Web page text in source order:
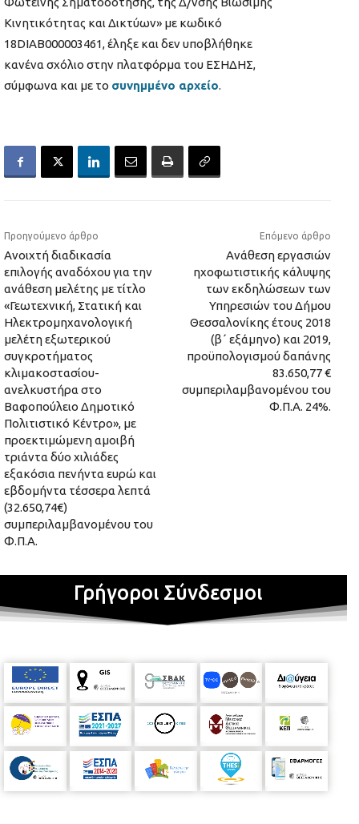
Κινητικότητας και Δικτύων» με κωδικό
18DIAB000003461, έληξε και δεν υποβλήθηκε
κανένα σχόλιο στην πλατφόρμα του ΕΣΗΔΗΣ,
σύμφωνα και με το συνημμένο αρχείο.
Προηγούμενο άρθρο
Ανοιχτή διαδικασία
επιλογής αναδόχου για την
ανάθεση μελέτης με τίτλο
«Γεωτεχνική, Στατική και
Ηλεκτρομηχανολογική
μελέτη εξωτερικού
συγκροτήματος
κλιμακοστασίου-
ανελκυστήρα στο
Βαφοπούλειο Δημοτικό
Πολιτιστικό Κέντρο», με
προεκτιμώμενη αμοιβή
τριάντα δύο χιλιάδες
εξακόσια πενήντα ευρώ και
εβδομήντα τέσσερα λεπτά
(32.650,74€)
συμπεριλαμβανομένου του
Φ.Π.Α.
Επόμενο άρθρο
Ανάθεση εργασιών
ηχοφωτιστικής κάλυψης
των εκδηλώσεων των
Υπηρεσιών του Δήμου
Θεσσαλονίκης έτους 2018
(β΄ εξάμηνο) και 2019,
προϋπολογισμού δαπάνης
83.650,77 €
συμπεριλαμβανομένου του
Φ.Π.Α. 24%.
Γρήγοροι Σύνδεσμοι